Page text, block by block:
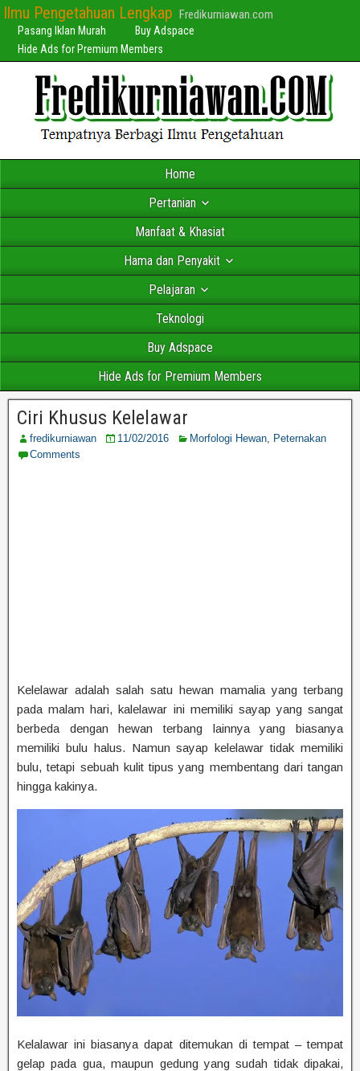
Ilmu Pengetahuan Lengkap Fredikurniawan.com
Pasang Iklan Murah
Buy Adspace
Hide Ads for Premium Members
Home
Pertanian
Manfaat & Khasiat
Hama dan Penyakit
Pelajaran
Teknologi
Buy Adspace
Hide Ads for Premium Members
Ciri Khusus Kelelawar
fredikurniawan 11/02/2016 Morfologi Hewan, Peternakan
Comments
Kelelawar adalah salah satu hewan mamalia yang terbang
pada malam hari, kalelawar ini memiliki sayap yang sangat
berbeda dengan hewan terbang lainnya yang biasanya
memiliki bulu halus. Namun sayap kelelawar tidak memiliki
bulu, tetapi sebuah kulit tipus yang membentang dari tangan
hingga kakinya.
Kelalawar ini biasanya dapat ditemukan di tempat – tempat
gelap pada gua, maupun gedung yang sudah tidak dipakai,